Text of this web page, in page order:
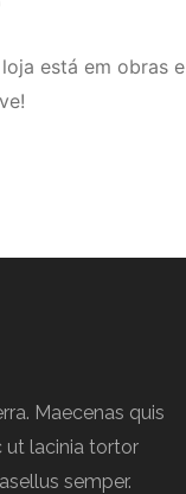
está em obras e
Maecenas quis
ut lacinia tortor
semper.